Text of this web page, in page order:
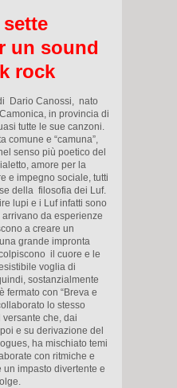
un sound
rock
Dario Canossi, nato
in provincia di
tutte le sue canzoni.
comune e “camuna”,
senso più poetico del
amore per la
e impegno sociale, tutti
della filosofia dei Luf.
lupi e i Luf infatti sono
da esperienze
a creare un
grande impronta
il cuore e le
voglia di
sostanzialmente
fermato con “Breva e
lo stesso
che, dai
e su derivazione del
ha mischiato temi
con ritmiche e
impasto divertente e